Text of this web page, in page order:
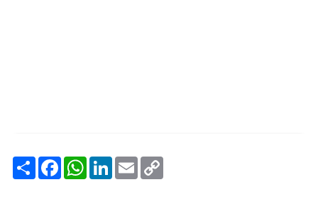
Share FacebookWhatsApp
LinkedInEmail